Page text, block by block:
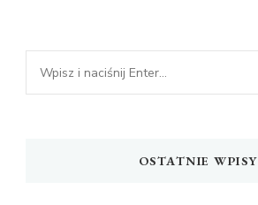
Szukasz
czegoś?
OSTATNIE WPISY